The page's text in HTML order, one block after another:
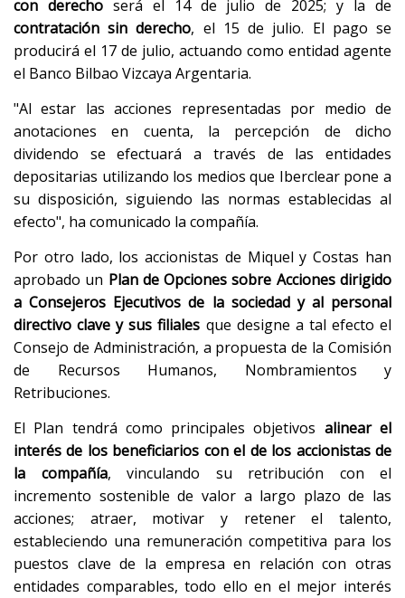
con derechoserá el 14 de julio de 2025; y la de
contratación sin derecho, el 15 de julio. El pago se
producirá el 17 de julio, actuando como entidad agente
el Banco Bilbao Vizcaya Argentaria.
"Al estar las acciones representadas por medio de
anotaciones en cuenta, la percepción de dicho
dividendo se efectuará a través de las entidades
depositarias utilizando los medios que Iberclear pone a
su disposición, siguiendo las normas establecidas al
efecto", ha comunicado la compañía.
Por otro lado, los accionistas de Miquel y Costas han
aprobado un Plan de Opciones sobre Acciones dirigido
a Consejeros Ejecutivos de la sociedad y al personal
directivo clave y sus filiales que designe a tal efecto el
Consejo de Administración, a propuesta de la Comisión
de Recursos Humanos, Nombramientos y
Retribuciones.
El Plan tendrá como principales objetivos alinear el
interés de los beneficiarios con el de los accionistas de
la compañía, vinculando su retribución con el
incremento sostenible de valor a largo plazo de las
acciones; atraer, motivar y retener el talento,
estableciendo una remuneración competitiva para los
puestos clave de la empresa en relación con otras
entidades comparables, todo ello en el mejor interés